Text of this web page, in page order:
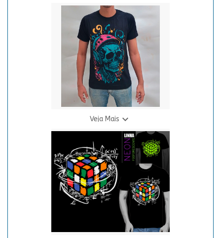
Camiseta Berserker - Guts
3 X R$ 24,94
Veja Mais 
R$ 69,90
3 X R$ 24,94